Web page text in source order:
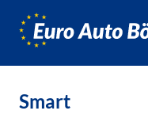
Smart